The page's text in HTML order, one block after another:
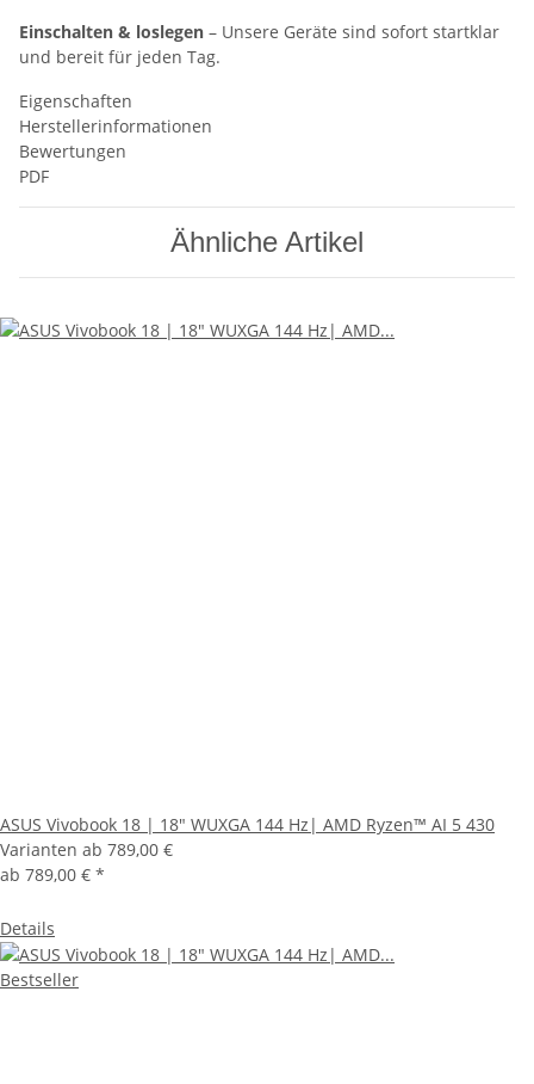
Einschalten & loslegen – Unsere Geräte sind sofort startklar
und bereit für jeden Tag.
Eigenschaften
Herstellerinformationen
Bewertungen
PDF
Ähnliche Artikel
ASUS Vivobook 18 | 18" WUXGA 144 Hz| AMD Ryzen™ AI 5 430
Varianten ab 789,00 €
ab 789,00 € *
Details
Bestseller